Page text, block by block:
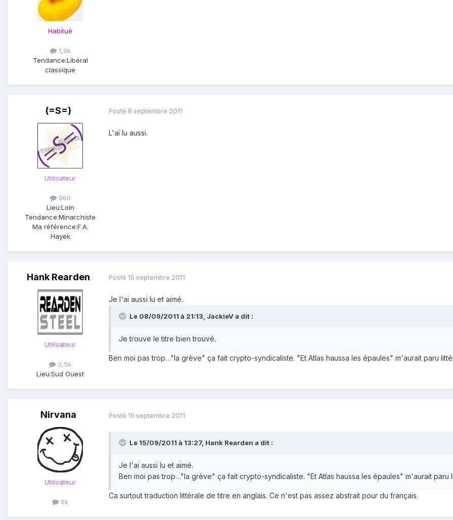
Habitué
1,9k
Tendance:Libéral
classique
(=S=)
Utilisateur
960
Lieu:Loin
Tendance:Minarchiste
Ma référence:F.A.
Hayek
Posté 8 septembre 2011
L'ai lu aussi.
Hank Rearden
Utilisateur
3,5k
Lieu:Sud Ouest
Posté 15 septembre 2011
Je l'ai aussi lu et aimé.
Le 08/09/2011 à 21:13, JackieV a dit :
Je trouve le titre bien trouvé.
Ben moi pas trop…"la grève" ça fait crypto-syndicaliste. "Et Atlas haussa les épaules" m'aurait paru
Nirvana
Utilisateur
9k
Posté 15 septembre 2011
Le 15/09/2011 à 13:27, Hank Rearden a dit :
Je l'ai aussi lu et aimé.
Ben moi pas trop…"la grève" ça fait crypto-syndicaliste. "Et Atlas haussa les épaules" m'aurait paru
Ca surtout traduction littérale de titre en anglais. Ce n'est pas assez abstrait pour du français.